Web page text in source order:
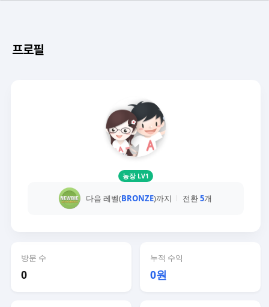
프로필
농장 LV1
다음 레벨(BRONZE)까지 전환5개
방문 수
0
누적 수익
0원